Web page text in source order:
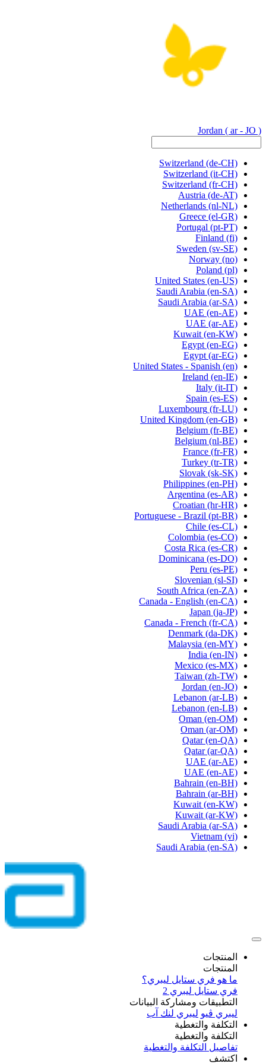
Jordan ( ar - JO )
Switzerland (de-CH)
Switzerland (it-CH)
Switzerland (fr-CH)
Austria (de-AT)
Netherlands (nl-NL)
Greece (el-GR)
Portugal (pt-PT)
Finland (fi)
Sweden (sv-SE)
Norway (no)
Poland (pl)
United States (en-US)
Saudi Arabia (en-SA)
Saudi Arabia (ar-SA)
UAE (en-AE)
UAE (ar-AE)
Kuwait (en-KW)
Egypt (en-EG)
Egypt (ar-EG)
United States - Spanish (en)
Ireland (en-IE)
Italy (it-IT)
Spain (es-ES)
Luxembourg (fr-LU)
United Kingdom (en-GB)
Belgium (fr-BE)
Belgium (nl-BE)
France (fr-FR)
Turkey (tr-TR)
Slovak (sk-SK)
Philippines (en-PH)
Argentina (es-AR)
Croatian (hr-HR)
Portuguese - Brazil (pt-BR)
Chile (es-CL)
Colombia (es-CO)
Costa Rica (es-CR)
Dominicana (es-DO)
Peru (es-PE)
Slovenian (sl-SI)
South Africa (en-ZA)
Canada - English (en-CA)
Japan (ja-JP)
Canada - French (fr-CA)
Denmark (da-DK)
Malaysia (en-MY)
India (en-IN)
Mexico (es-MX)
Taiwan (zh-TW)
Jordan (en-JO)
Lebanon (ar-LB)
Lebanon (en-LB)
Oman (en-OM)
Oman (ar-OM)
Qatar (en-QA)
Qatar (ar-QA)
UAE (ar-AE)
UAE (en-AE)
Bahrain (en-BH)
Bahrain (ar-BH)
Kuwait (en-KW)
Kuwait (ar-KW)
Saudi Arabia (ar-SA)
Vietnam (vi)
Saudi Arabia (en-SA)
المنتجات
المنتجات
ما هو فري ستايل ليبري؟
فري ستايل ليبري 2
التطبيقات ومشاركة البيانات
ليبري ڤيو ليبري لنك آب
التكلفة والتغطية
التكلفة والتغطية
تفاصيل التكلفة والتغطية
اكتشف​